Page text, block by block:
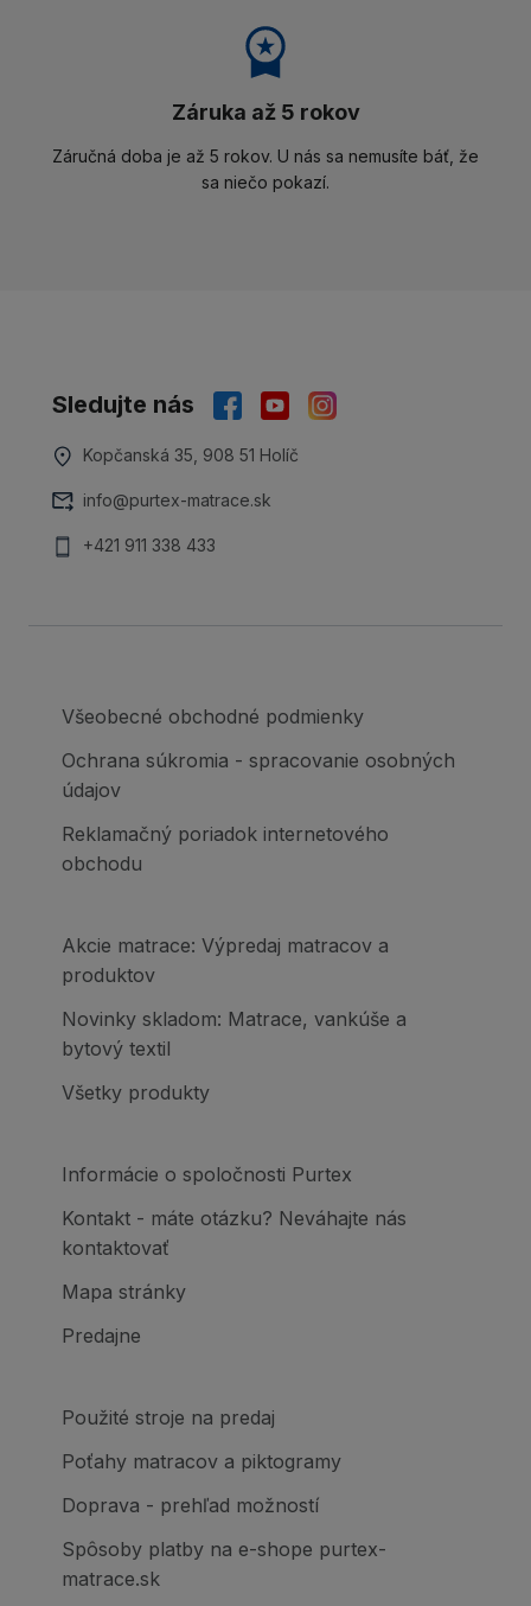
Záruka až 5 rokov
Záručná doba je až 5 rokov. U nás sa nemusíte báť, že
sa niečo pokazí.
Sledujte nás
Kopčanská 35, 908 51 Holíč
info@purtex-matrace.sk
+421 911 338 433
Všeobecné obchodné podmienky
Ochrana súkromia - spracovanie osobných
údajov
Reklamačný poriadok internetového
obchodu
Akcie matrace: Výpredaj matracov a
produktov
Novinky skladom: Matrace, vankúše a
bytový textil
Všetky produkty
Informácie o spoločnosti Purtex
Kontakt - máte otázku? Neváhajte nás
kontaktovať
Mapa stránky
Predajne
Použité stroje na predaj
Poťahy matracov a piktogramy
Doprava - prehľad možností
Spôsoby platby na e-shope purtex-
matrace.sk